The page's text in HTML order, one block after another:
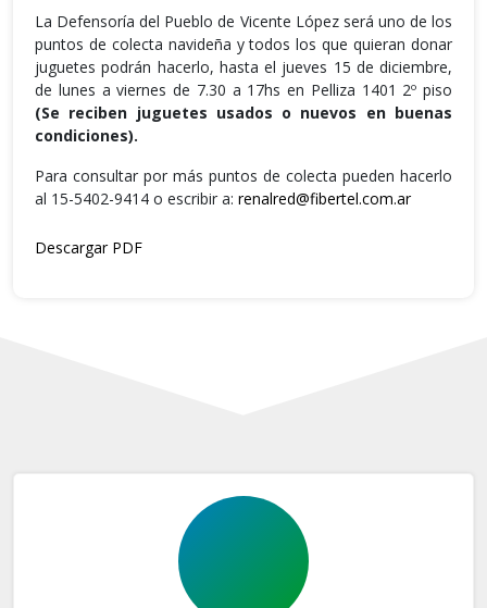
La Defensoría del Pueblo de Vicente López será uno de los
puntos de colecta navideña y todos los que quieran donar
juguetes podrán hacerlo, hasta el jueves 15 de diciembre,
de lunes a viernes de 7.30 a 17hs en Pelliza 1401 2º piso
(Se reciben juguetes usados o nuevos en buenas
condiciones).
Para consultar por más puntos de colecta pueden hacerlo
al 15-5402-9414 o escribir a: renalred@fibertel.com.ar
Descargar PDF